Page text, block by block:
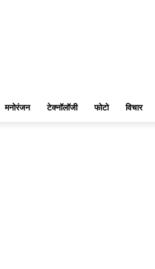
मनोरंजन टेक्नॉलॉजी फोटो विचार